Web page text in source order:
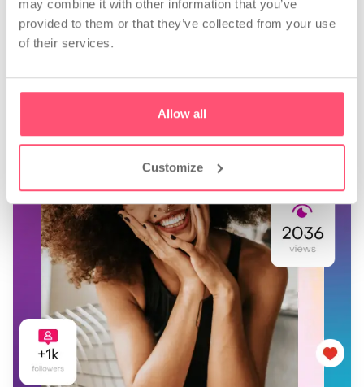
may combine it with other information that you’ve
provided to them or that they’ve collected from your use
of their services.
Allow all
Customize
Inizia ora